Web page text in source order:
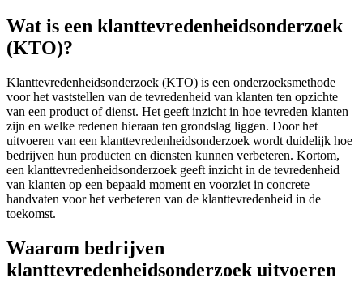
Wat is een klanttevredenheidsonderzoek
(KTO)?
Klanttevredenheidsonderzoek (KTO) is een onderzoeksmethode
voor het vaststellen van de tevredenheid van klanten ten opzichte
van een product of dienst. Het geeft inzicht in hoe tevreden klanten
zijn en welke redenen hieraan ten grondslag liggen. Door het
uitvoeren van een klanttevredenheidsonderzoek wordt duidelijk hoe
bedrijven hun producten en diensten kunnen verbeteren. Kortom,
een klanttevredenheidsonderzoek geeft inzicht in de tevredenheid
van klanten op een bepaald moment en voorziet in concrete
handvaten voor het verbeteren van de klanttevredenheid in de
toekomst.
Waarom bedrijven
klanttevredenheidsonderzoek uitvoeren